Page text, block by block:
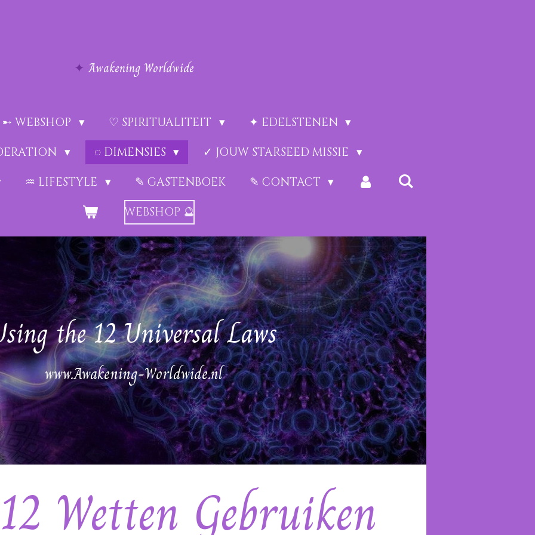
✦ Awakening Worldwide
➸ WEBSHOP ♡ SPIRITUALITEIT
✦ EDELSTENEN
◌ DIMENSIES
✓ JOUW STARSEED MISSIE
♒︎ LIFESTYLE
✎ GASTENBOEK
✎ CONTACT
WEBSHOP 🔮
the 12 Universal Laws
www.Awakening-Worldwide.nl
Wetten Gebruiken